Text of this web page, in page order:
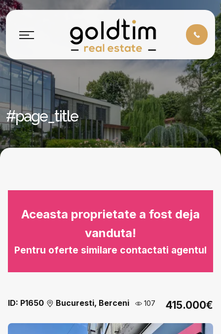
#page_title
Aceasta proprietate a fost deja
vanduta!
Pentru oferte similare contactati agentul
ID: P1650 Bucuresti, Berceni 107 415.000€